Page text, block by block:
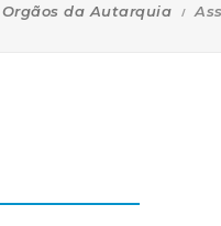
Orgãos da Autarquia